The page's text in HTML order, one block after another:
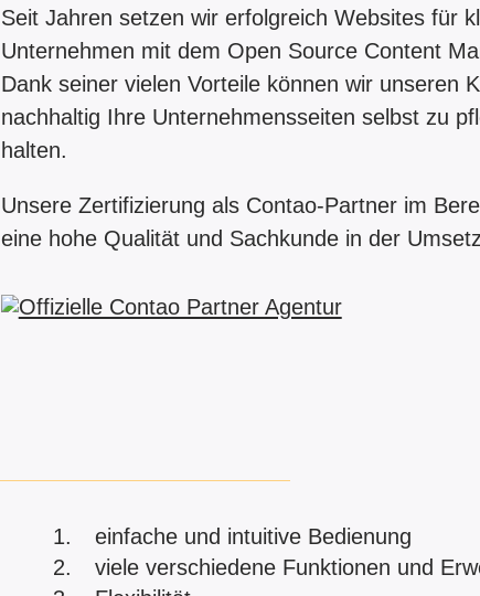
Seit Jahren setzen wir erfolgreich Websites für
Unternehmen mit dem Open Source Content
Dank seiner vielen Vorteile können wir unseren
nachhaltig Ihre Unternehmensseiten selbst zu
halten.
Unsere Zertifizierung als Contao-Partner im
eine hohe Qualität und Sachkunde in der
einfache und intuitive Bedienung
viele verschiedene Funktionen und